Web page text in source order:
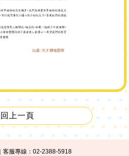
回上一頁
｜客服專線：02-2388-5918